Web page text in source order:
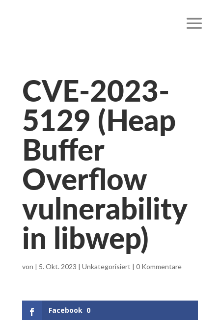
CVE-2023-
5129 (Heap
Buffer
Overflow
vulnerability
in libwep)
von | 5. Okt. 2023 | Unkategorisiert | 0 Kommentare
Facebook 0